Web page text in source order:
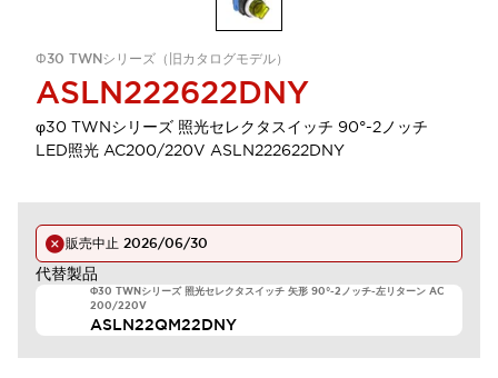
Φ30 TWNシリーズ（旧カタログモデル）
ASLN222622DNY
φ30 TWNシリーズ 照光セレクタスイッチ 90°-2ノッチ
LED照光 AC200/220V ASLN222622DNY
販売中止 2026/06/30
代替製品
Φ30 TWNシリーズ 照光セレクタスイッチ 矢形 90°-2ノッチ-左リターン AC
200/220V
ASLN22QM22DNY